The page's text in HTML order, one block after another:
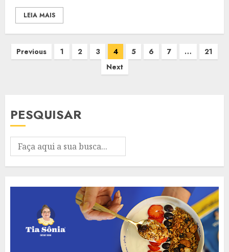
LEIA MAIS
Paginação
Previous 1 2 3 4 5 6 7 …
21
Next
PESQUISAR